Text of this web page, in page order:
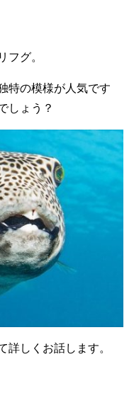
フグ。
特の模様が人気です
しょう？
詳しくお話します。